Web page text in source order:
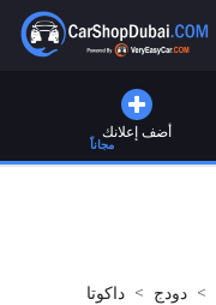
أضف إعلانك
مجاناً
دودج داكوتا